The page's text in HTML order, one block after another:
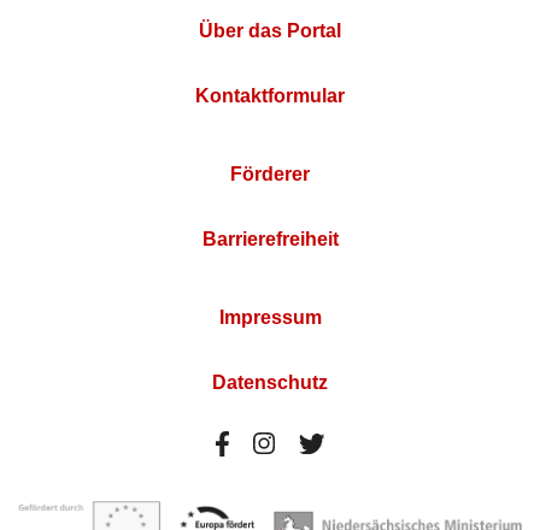
Über das Portal
Kontaktformular
Förderer
Barrierefreiheit
Impressum
Datenschutz